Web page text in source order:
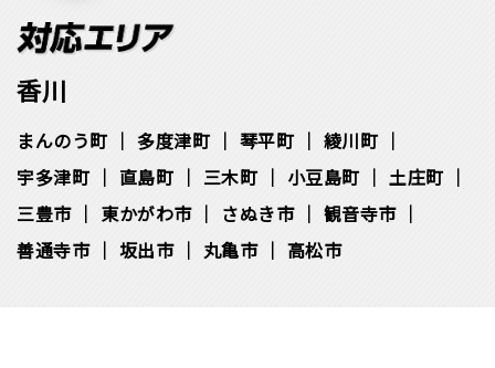
香川
まんのう町 多度津町 琴平町
綾川町
宇多津町
直島町 三木町 小豆島町
土庄町
三豊市
東かがわ市 さぬき市
観音寺市
善通寺市
坂出市 丸亀市 高松市